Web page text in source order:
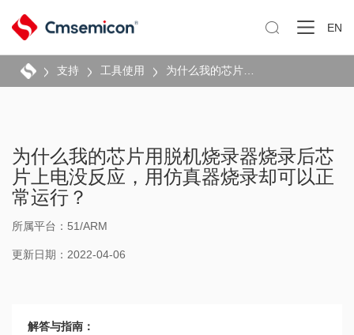
 EN
支持 工具使用
为什么我的芯片用脱机烧录器烧录后芯
片上电没反应，用仿真器烧录却可以正
常运行？
所属平台：51/ARM
更新日期：2022-04-06
解答与指南：